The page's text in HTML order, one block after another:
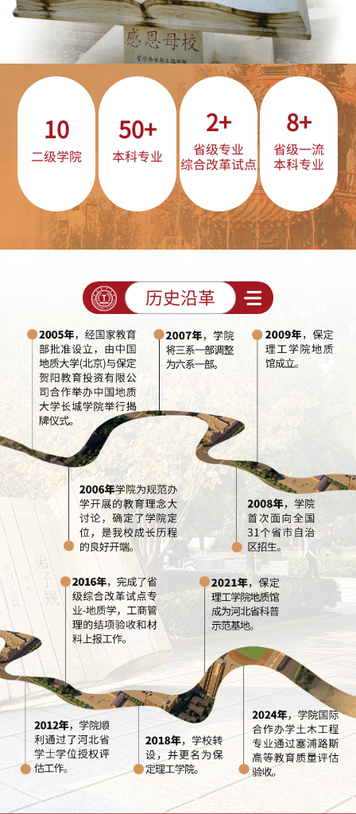
10
二级学院
50+
本科专业
2+
省级专业
综合改革试点
8+
省级一流
本科专业
历史沿革